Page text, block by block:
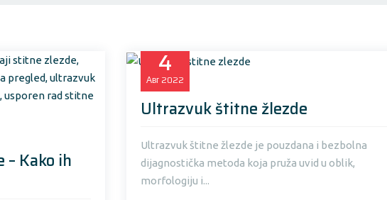
Kako ih
4
Авг 2022
Ultrazvuk štitne žlezde
Ultrazvuk štitne žlezde je pouzdana i bezbolna
dijagnostička metoda koja pruža uvid u oblik,
morfologiju i...